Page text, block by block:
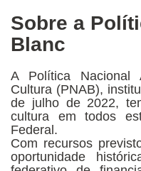
Sobre a
Blanc
A Política Nacional
Cultura (PNAB),
de julho de 2022,
cultura em todos
Federal.
Com recursos
oportunidade